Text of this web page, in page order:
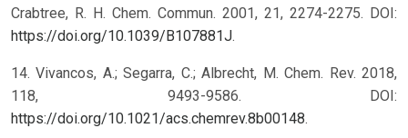
Crabtree, R. H. Chem. Commun. 2001, 21, 2274-2275. DOI:
https://doi.org/10.1039/B107881J.
14. Vivancos, A.; Segarra, C.; Albrecht, M. Chem. Rev. 2018,
118, 9493-9586. DOI:
https://doi.org/10.1021/acs.chemrev.8b00148.